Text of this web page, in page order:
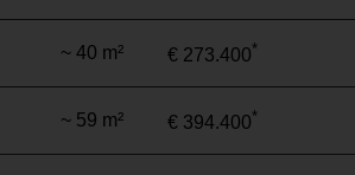
~ 40 m² € 273.400*
~ 59 m² € 394.400*